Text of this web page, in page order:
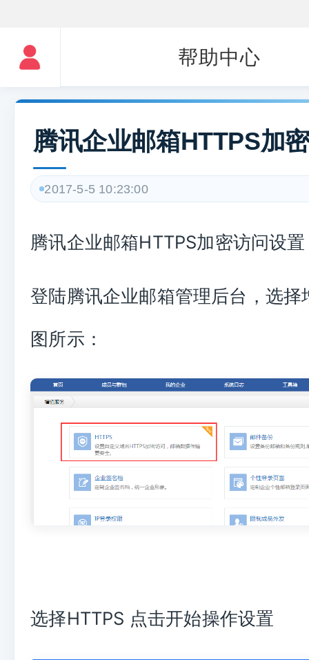
帮助中心
腾讯企业邮箱HTTPS加
2017-5-5 10:23:00
腾讯企业邮箱HTTPS加密访问设置
登陆腾讯企业邮箱管理后台，选择
图所示：
选择HTTPS 点击开始操作设置